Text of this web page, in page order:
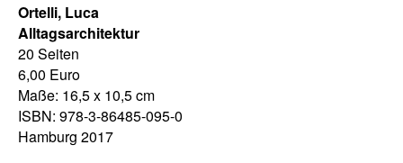
Ortelli, Luca
Alltagsarchitektur
20 Seiten
6,00 Euro
Maße: 16,5 x 10,5 cm
ISBN: 978-3-86485-095-0
Hamburg 2017